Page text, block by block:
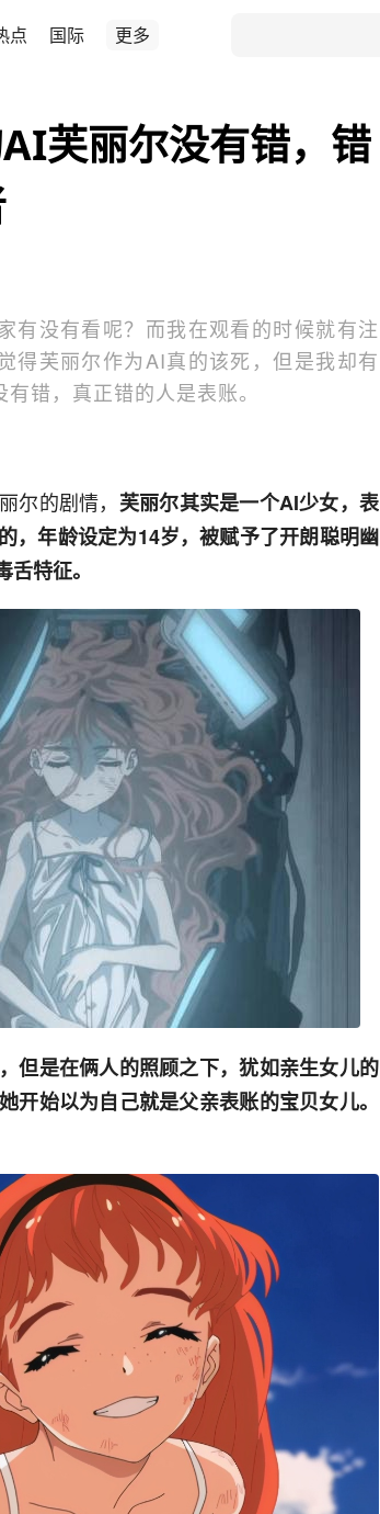
点 国际 更多
芙丽尔没有错，错
有没有看呢？而我在观看的时候就有注
得芙丽尔作为AI真的该死，但是我却有
错，真正错的人是表账。
尔的剧情， 芙丽尔其实是一个AI少女，表
，年龄设定为14岁，被赋予了开朗聪明幽
特征。
但是在俩人的照顾之下，犹如亲生女儿的
始以为自己就是父亲表账的宝贝女儿。